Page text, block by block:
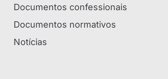
Documentos confessionais
Documentos normativos
Notícias